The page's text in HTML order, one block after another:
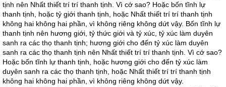
tịnh nên Nhất thiết trí trí thanh tịnh. Vì cớ sao? Hoặc bốn tĩnh lự
thanh tịnh, hoặc tỷ giới thanh tịnh, hoặc Nhất thiết trí trí thanh tịnh
không hai không hai phần, vì không riêng không dứt vậy. Bốn tĩnh lự
thanh tịnh nên hương giới, tỷ thức giới và tỷ xúc, tỷ xúc làm duyên
sanh ra các thọ thanh tịnh; hương giới cho đến tỷ xúc làm duyên
sanh ra các thọ thanh tịnh nên Nhất thiết trí trí thanh tịnh. Vì cớ sao?
Hoặc bốn tĩnh lự thanh tịnh, hoặc hương giới cho đến tỷ xúc làm
duyên sanh ra các thọ thanh tịnh, hoặc Nhất thiết trí trí thanh tịnh
không hai không hai phần, vì không riêng không dứt vậy.